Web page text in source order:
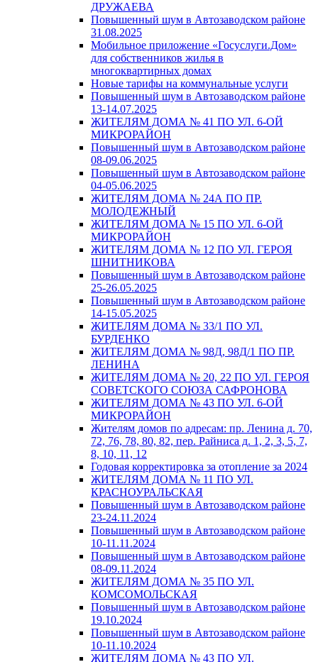
ДРУЖАЕВА
Повышенный шум в Автозаводском районе
31.08.2025
Мобильное приложение «Госуслуги.Дом»
для собственников жилья в
многоквартирных домах
Новые тарифы на коммунальные услуги
Повышенный шум в Автозаводском районе
13-14.07.2025
ЖИТЕЛЯМ ДОМА № 41 ПО УЛ. 6-ОЙ
МИКРОРАЙОН
Повышенный шум в Автозаводском районе
08-09.06.2025
Повышенный шум в Автозаводском районе
04-05.06.2025
ЖИТЕЛЯМ ДОМА № 24А ПО ПР.
МОЛОДЕЖНЫЙ
ЖИТЕЛЯМ ДОМА № 15 ПО УЛ. 6-ОЙ
МИКРОРАЙОН
ЖИТЕЛЯМ ДОМА № 12 ПО УЛ. ГЕРОЯ
ШНИТНИКОВА
Повышенный шум в Автозаводском районе
25-26.05.2025
Повышенный шум в Автозаводском районе
14-15.05.2025
ЖИТЕЛЯМ ДОМА № 33/1 ПО УЛ.
БУРДЕНКО
ЖИТЕЛЯМ ДОМА № 98Д, 98Д/1 ПО ПР.
ЛЕНИНА
ЖИТЕЛЯМ ДОМА № 20, 22 ПО УЛ. ГЕРОЯ
СОВЕТСКОГО СОЮЗА САФРОНОВА
ЖИТЕЛЯМ ДОМА № 43 ПО УЛ. 6-ОЙ
МИКРОРАЙОН
Жителям домов по адресам: пр. Ленина д. 70,
72, 76, 78, 80, 82, пер. Райниса д. 1, 2, 3, 5, 7,
8, 10, 11, 12
Годовая корректировка за отопление за 2024
ЖИТЕЛЯМ ДОМА № 11 ПО УЛ.
КРАСНОУРАЛЬСКАЯ
Повышенный шум в Автозаводском районе
23-24.11.2024
Повышенный шум в Автозаводском районе
10-11.11.2024
Повышенный шум в Автозаводском районе
08-09.11.2024
ЖИТЕЛЯМ ДОМА № 35 ПО УЛ.
КОМСОМОЛЬСКАЯ
Повышенный шум в Автозаводском районе
19.10.2024
Повышенный шум в Автозаводском районе
10-11.10.2024
ЖИТЕЛЯМ ДОМА № 43 ПО УЛ.